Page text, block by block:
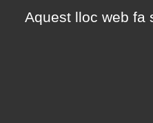
Aquest lloc web fa